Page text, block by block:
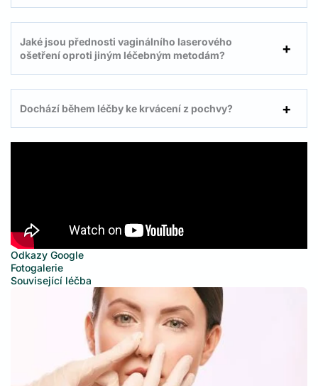
Jaké jsou přednosti vaginálního laserového
ošetření oproti jiným léčebným metodám?
Dochází během léčby ke krvácení z pochvy?
Odkazy Google
Fotogalerie
Související léčba